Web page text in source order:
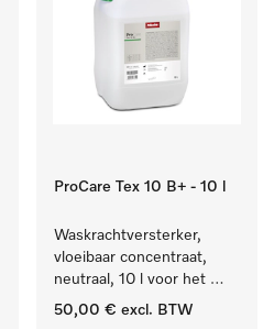
ProCare Tex 10 B+ - 10 l
Waskrachtversterker,
vloeibaar concentraat,
neutraal, 10 l voor het
effectief verwijderen van
50,00 € excl. BTW